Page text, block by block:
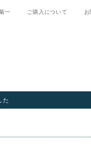
一 ご購入について
た